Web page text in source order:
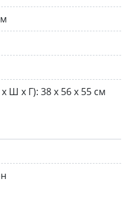
Ш х Г): 38 х 56 х 55 см